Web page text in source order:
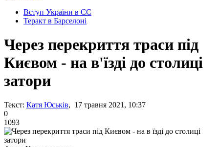
Вступ України в ЄС
Теракт в Барселоні
Через перекриття траси під
Києвом - на в'їзді до столиці
затори
Текст: Катя Юськів, 17 травня 2021, 10:37
0
1093